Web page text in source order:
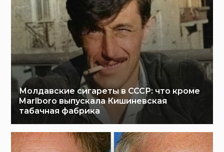
Молдавские сигареты в СССР: что кроме
Marlboro выпускала Кишиневская
табачная фабрика